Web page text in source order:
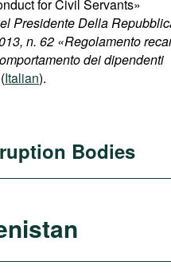
for Civil Servants»
Presidente Della
n. 62 «Regolamento
dei dipendenti
Italian).
Bodies